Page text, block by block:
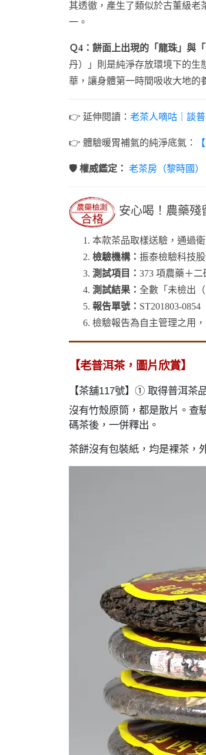
其透徹，產生了類似於古董級老
一。
Ｑ4：餅面上出現的「龍珠」與
丹）」則是純淨存放環境下的生
華，讓身體第一時間吸收大地的
👉 延伸閱讀： 老茶人嘀咕｜談
👉 體驗暖胃補氣的純淨底氣：
🛡️ 權威鑑定： 老茶房（黎時國
安心喝！農藥殘
本款茶品取樣送驗，通過
檢驗機構： 振泰檢驗科技
測試項目： 373 項農藥＋二
測試結果： 全數「未檢出
報告單號： ST201803-0854
檢驗報告為自主管理之用
【老普洱茶，圖片欣賞】
【茶舖117號】① 取得普洱茶
沒有竹殼原筒，都是散片。查
碼茶後，一併釋出。
茶餅沒有包裝紙，均是裸茶，